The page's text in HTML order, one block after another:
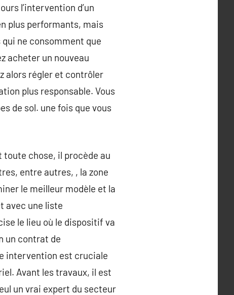
l’intervention d’un
plus performants, mais
ne consomment que
acheter un nouveau
alors régler et contrôler
plus responsable. Vous
de sol. une fois que vous
toute chose, il procède au
entre autres, , la zone
le meilleur modèle et la
avec une liste
le lieu où le dispositif va
un contrat de
intervention est cruciale
Avant les travaux, il est
un vrai expert du secteur